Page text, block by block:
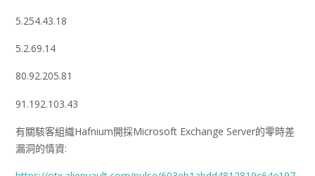
5.254.43.18
5.2.69.14
80.92.205.81
91.192.103.43
有關駭客組織Hafnium開採Microsoft Exchange Server的零時差
漏洞的情資: